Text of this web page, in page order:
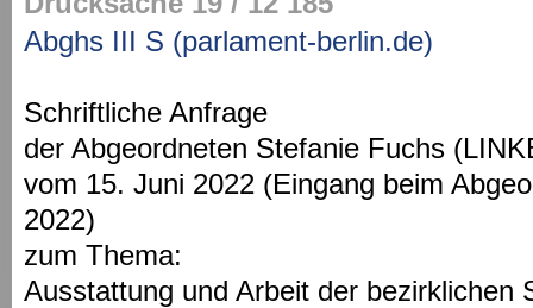
Abghs III S (parlament-berlin.de)
Schriftliche Anfrage
der Abgeordneten Stefanie Fuchs
vom 15. Juni 2022 (Eingang beim
2022)
zum Thema:
Ausstattung und Arbeit der bezirklichen